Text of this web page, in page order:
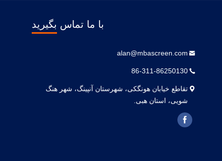
با ما تماس بگیرید
alan@mbascreen.com
86-311-86250130
تقاطع خیابان هونگکی، شهرستان آنپینگ، شهر هنگ
شویی، استان هبی.